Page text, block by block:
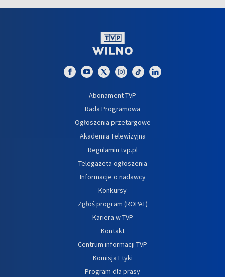
Abonament TVP
Rada Programowa
Ogłoszenia przetargowe
Akademia Telewizyjna
Regulamin tvp.pl
Telegazeta ogłoszenia
Informacje o nadawcy
Konkursy
Zgłoś program (ROPAT)
Kariera w TVP
Kontakt
Centrum informacji TVP
Komisja Etyki
Program dla prasy